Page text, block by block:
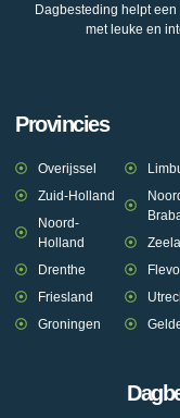
Dagbesteding helpt
met leuke en
Provincies
Overijssel
Zuid-Holland
Noord-
Holland
Drenthe
Friesland
Groningen